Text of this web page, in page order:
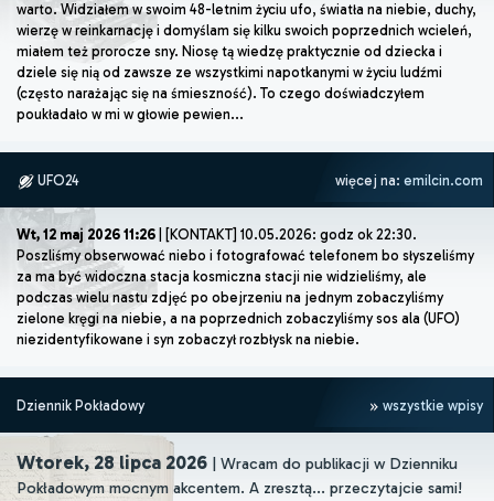
warto. Widziałem w swoim 48-letnim życiu ufo, światła na niebie, duchy,
wierzę w reinkarnację i domyślam się kilku swoich poprzednich wcieleń,
miałem też prorocze sny. Niosę tą wiedzę praktycznie od dziecka i
dziele się nią od zawsze ze wszystkimi napotkanymi w życiu ludźmi
(często narażając się na śmieszność). To czego doświadczyłem
poukładało w mi w głowie pewien...
UFO24 więcej na: emilcin.com
Wt, 12 maj 2026 11:26 | [KONTAKT] 10.05.2026: godz ok 22:30.
Poszliśmy obserwować niebo i fotografować telefonem bo słyszeliśmy
za ma być widoczna stacja kosmiczna stacji nie widzieliśmy, ale
podczas wielu nastu zdjęć po obejrzeniu na jednym zobaczyliśmy
zielone kręgi na niebie, a na poprzednich zobaczyliśmy sos ala (UFO)
niezidentyfikowane i syn zobaczył rozbłysk na niebie.
Dziennik Pokładowy wszystkie wpisy
Wtorek, 28 lipca 2026 | Wracam do publikacji w Dzienniku
Pokładowym mocnym akcentem. A zresztą... przeczytajcie sami!